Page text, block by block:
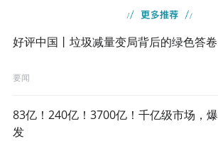
好评中国丨垃圾减量变局背后的绿色答卷
要闻
83亿！240亿！3700亿！千亿级市场，爆
发